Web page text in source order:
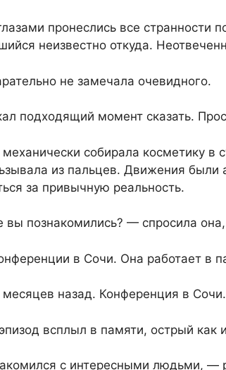
пронеслись все странности
неизвестно откуда.
не замечала очевидного.
подходящий момент сказать.
собирала косметику в
из пальцев. Движения были
за привычную реальность.
познакомились? — спросила она,
в Сочи. Она работает в
назад. Конференция в
всплыл в памяти, острый как
с интересными людьми, —